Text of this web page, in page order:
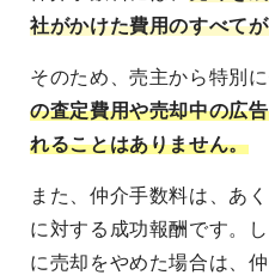
社がかけた費用のすべて
そのため、売主から特別
の査定費用や売却中の広
れることはありません。
また、仲介手数料は、あ
に対する成功報酬です。
に売却をやめた場合は、